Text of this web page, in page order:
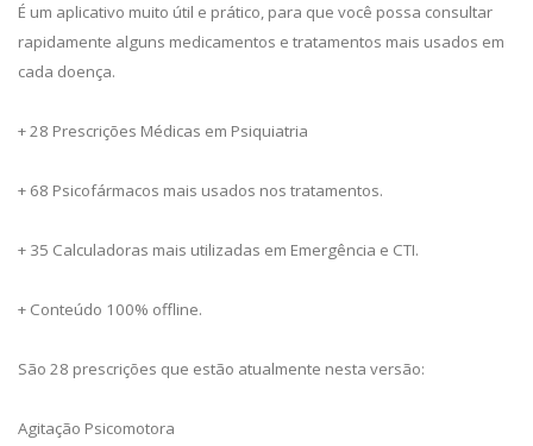
É um aplicativo muito útil e prático, para que você possa consultar
rapidamente alguns medicamentos e tratamentos mais usados em
cada doença.
+ 28 Prescrições Médicas em Psiquiatria
+ 68 Psicofármacos mais usados nos tratamentos.
+ 35 Calculadoras mais utilizadas em Emergência e CTI.
+ Conteúdo 100% offline.
São 28 prescrições que estão atualmente nesta versão:
Agitação Psicomotora